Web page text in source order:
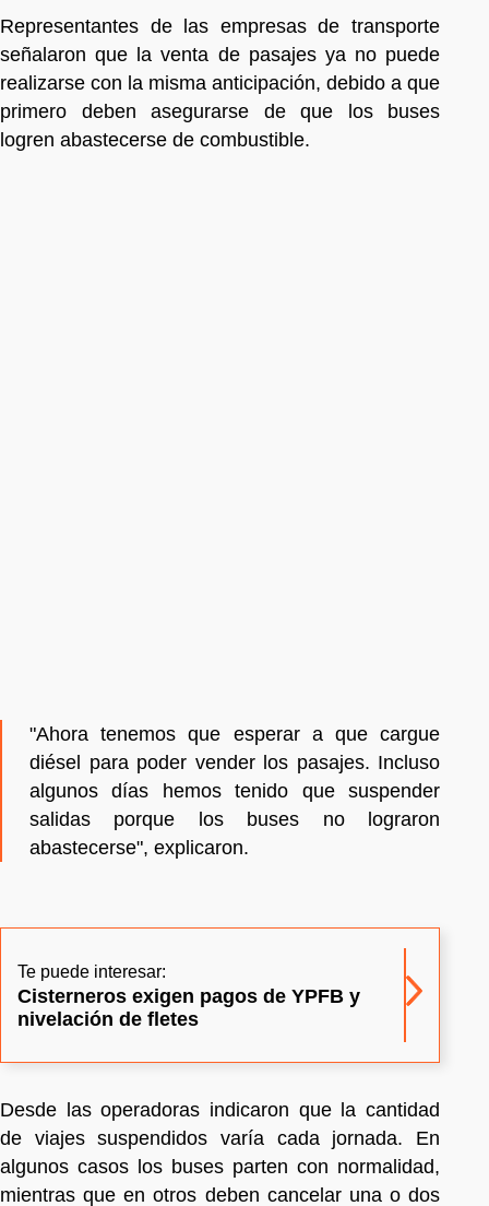
Representantes de las empresas de transporte
señalaron que la venta de pasajes ya no puede
realizarse con la misma anticipación, debido a que
primero deben asegurarse de que los buses
logren abastecerse de combustible.
"Ahora tenemos que esperar a que cargue
diésel para poder vender los pasajes. Incluso
algunos días hemos tenido que suspender
salidas porque los buses no lograron
abastecerse", explicaron.
Te puede interesar:
Cisterneros exigen pagos de YPFB y
nivelación de fletes
Desde las operadoras indicaron que la cantidad
de viajes suspendidos varía cada jornada. En
algunos casos los buses parten con normalidad,
mientras que en otros deben cancelar una o dos